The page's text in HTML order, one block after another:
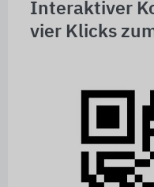
Interaktiver
vier Klicks